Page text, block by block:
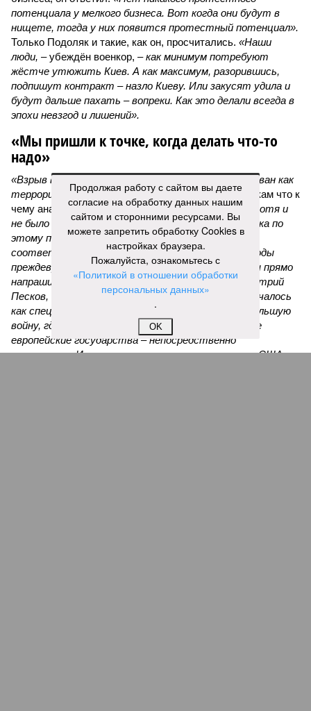
потенциала у мелкого бизнеса. Вот когда они будут в
нищете, тогда у них появится протестный потенциал».
Только Подоляк и такие, как он, просчитались. «Наши
люди, – убеждён военкор, –как минимум потребуют
жёстче утюжить Киев. А как максимум, разорившись,
подпишут контракт – назло Киеву. Или закусят удила и
будут дальше пахать – вопреки. Как это делали всегда в
эпохи невзгод и лишений».
«Мы пришли к точке, когда делать что-то
надо»
«Взрыв в ресторане Balzi Rossi был охарактеризован как
террористический акт, –раскладывает по полочкам что к
чему аналитик и телеведущийДмитрий Саймс, –
хотя и
не было указано, кто за него ответственен. И пока по
этому поводу нет официальных заявлений
соответствующих органов, окончательные выводы
преждевременны. А вот предварительные выводы прямо
напрашиваются. Россия, как недавно говорил Дмитрий
Песков, находится в состоянии войны. То, что началось
как специальная военная операция, переросло в большую
войну, где на стороне Украины участвуют многие
европейские государства – непосредственно
участвуют. И косвенно, но тоже существенно – США.
Продолжая работу с сайтом вы даете
согласие на обработку данных нашим
сайтом и сторонними ресурсами. Вы
можете запретить обработку Cookies в
настройках браузера.
Пожалуйста, ознакомьтесь с
«Политикой в отношении обработки
персональных данных»
.
OK